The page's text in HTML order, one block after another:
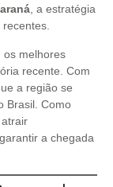
, a estratégia
os melhores
recente. Com
a região se
Brasil. Como
a chegada